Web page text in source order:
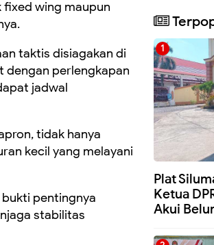
fixed wing maupun
taktis disiagakan di
dengan perlengkapan
jadwal
tidak hanya
kecil yang melayani
pentingnya
stabilitas
Plat
Ketua
Akui